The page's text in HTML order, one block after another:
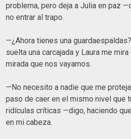
problema, pero deja a Julia en paz
no entrar al trapo.
—¿Ahora tienes una
suelta una carcajada y Laura me
mirada que nos vayamos.
—No necesito a nadie que me
paso de caer en el mismo nivel que
ridículas críticas —digo, haciendo
en mi cabeza.